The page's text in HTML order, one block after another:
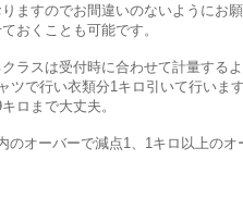
ますのでお間違いのないようにお願
おくことも可能です。
ラスは受付時に合わせて計量する
ツで行い衣類分1キロ引いて行います
ロまで大丈夫。
のオーバーで減点1、1キロ以上の